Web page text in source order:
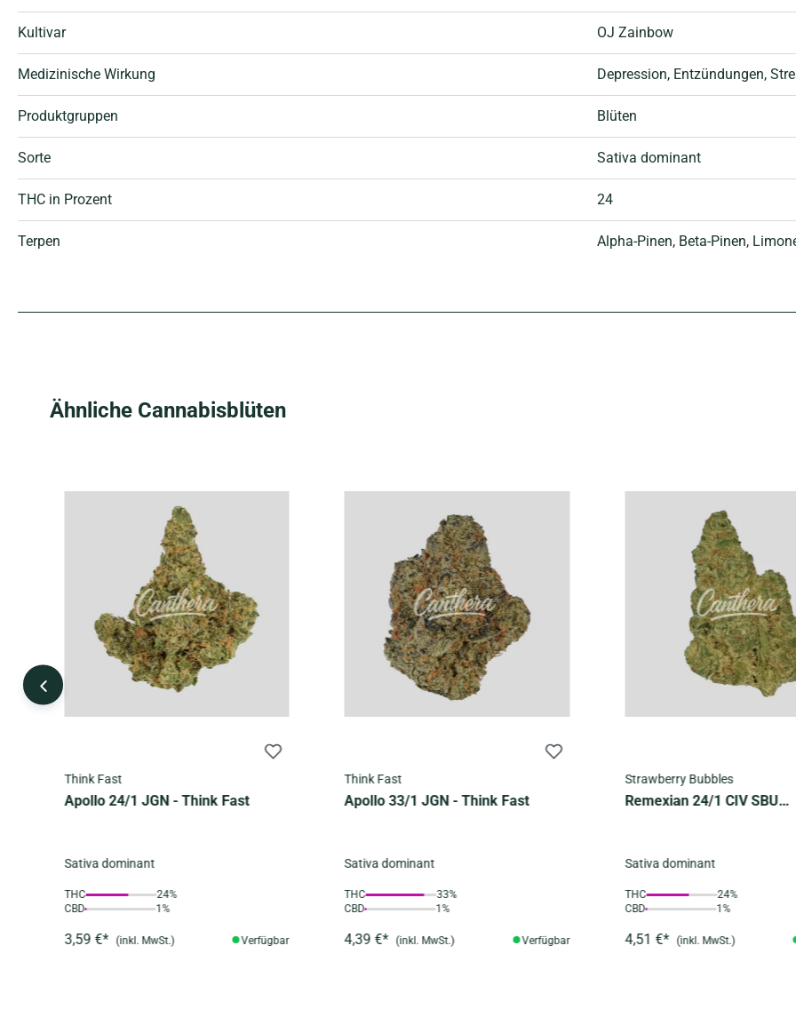
Kultivar OJ Zainbow
Medizinische Wirkung Depression, Entzündungen,
Produktgruppen Blüten
Sorte Sativa dominant
THC in Prozent 24
Terpen Alpha-Pinen, Beta-Pinen,
Produktgalerie überspringen
Ähnliche Cannabisblüten
Think Fast
Apollo 24/1 JGN - Think Fast
Sativa dominant
THC
24%
CBD
1%
3,59 €* (inkl. MwSt.) Verfügbar
Think Fast
Apollo 33/1 JGN - Think Fast
Sativa dominant
THC
33%
CBD
1%
4,39 €* (inkl. MwSt.) Verfügbar
Strawberry Bubbles
Remexian 24/1 CIV SBU
Sativa dominant
THC
24%
CBD
1%
4,51 €* (inkl. MwSt.)